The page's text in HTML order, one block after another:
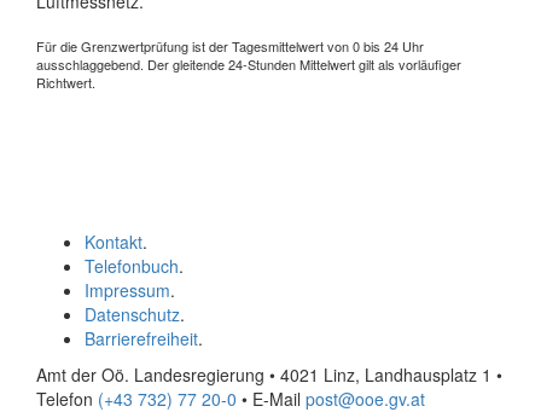
Für die Grenzwertprüfung ist der Tagesmittelwert von 0 bis 24 Uhr
ausschlaggebend. Der gleitende 24-Stunden Mittelwert gilt als vorläufiger
Richtwert.
Kontakt.
Telefonbuch.
Impressum.
Datenschutz.
Barrierefreiheit.
Amt der Oö. Landesregierung • 4021 Linz, Landhausplatz 1 •
Telefon (+43 732) 77 20-0 • E-Mail post@ooe.gv.at